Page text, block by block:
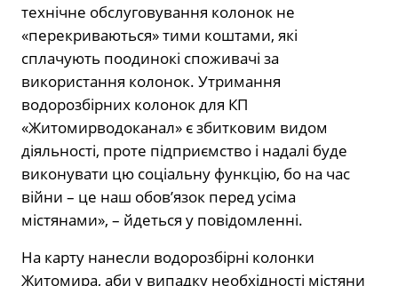
технічне обслуговування колонок не
«перекриваються» тими коштами, які
сплачують поодинокі споживачі за
використання колонок. Утримання
водорозбірних колонок для КП
«Житомирводоканал» є збитковим видом
діяльності, проте підприємство і надалі буде
виконувати цю соціальну функцію, бо на час
війни – це наш обов’язок перед усіма
містянами», – йдеться у повідомленні.
На карту нанесли водорозбірні колонки
Житомира, аби у випадку необхідності містяни